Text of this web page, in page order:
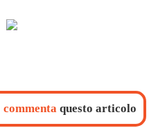
commenta questo articolo